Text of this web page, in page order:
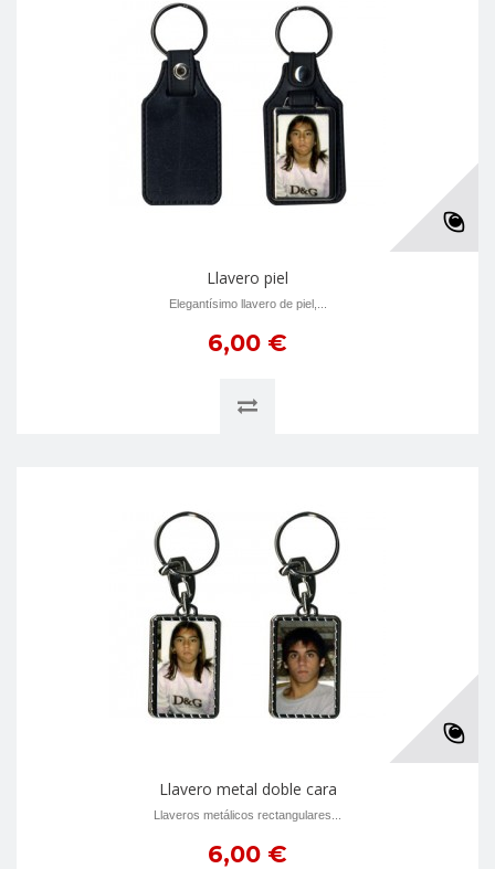
Llavero piel
Elegantí­simo llavero de piel,...
6,00 €
Llavero metal doble cara
Llaveros metálicos rectangulares...
6,00 €